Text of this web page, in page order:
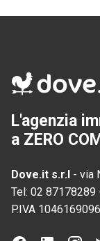
L'agenzia
a ZERO
Dove.it s.r.l - via
Tel: 02 87178289
P.IVA